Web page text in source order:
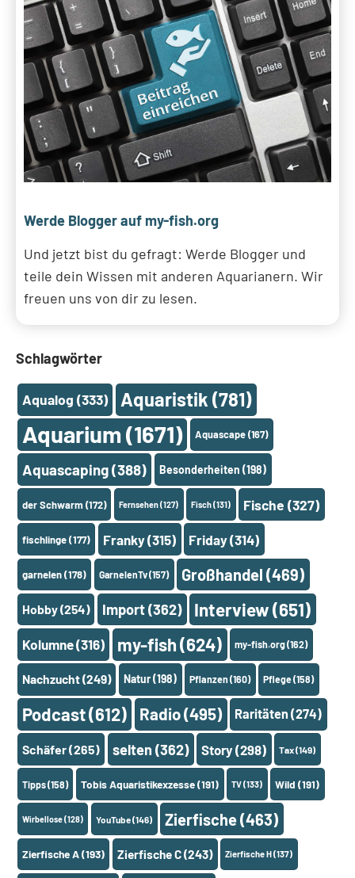
Werde Blogger auf my-fish.org
Und jetzt bist du gefragt: Werde Blogger und
teile dein Wissen mit anderen Aquarianern. Wir
freuen uns von dir zu lesen.
Schlagwörter
Aqualog (333) Aquaristik (781)
Aquarium (1671) Aquascape(167)
Aquascaping(388) Besonderheiten (198)
der Schwarm(172) Fernsehen(127) Fisch(131) Fische (327)
fischlinge(177) Franky(315) Friday(314)
garnelen(178) GarnelenTv(157) Großhandel (469)
Hobby(254) Import(362) Interview(651)
Kolumne(316) my-fish(624) my-fish.org(162)
Nachzucht(249) Natur(198) Pflanzen(160) Pflege(158)
Podcast(612) Radio(495) Raritäten (274)
Schäfer(265) selten (362) Story (298) Tax(149)
Tipps(158) Tobis Aquaristikexzesse(191) TV(133) Wild (191)
Wirbellose(128) YouTube(146) Zierfische(463)
Zierfische A(193) Zierfische C(243) Zierfische H(137)